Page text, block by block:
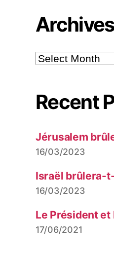
Archives
Archives
Recent
Jérusalem
16/03/2023
Israël brûlera-
16/03/2023
Le Président
17/06/2021